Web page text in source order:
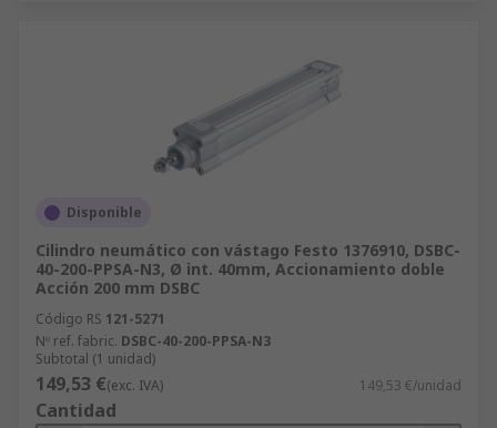
Disponible
Cilindro neumático con vástago Festo 1376910, DSBC-
40-200-PPSA-N3, Ø int. 40mm, Accionamiento doble
Acción 200 mm DSBC
Código RS 121-5271
Nº ref. fabric. DSBC-40-200-PPSA-N3
Subtotal (1 unidad)
149,53 €(exc. IVA) 149,53 €/unidad
Cantidad